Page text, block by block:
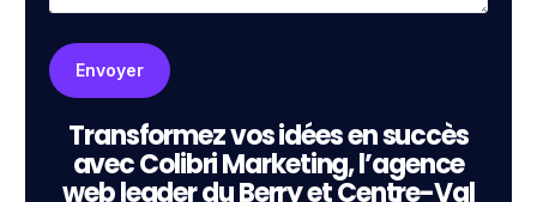
Transformez vos idées en succès
avec Colibri Marketing, l’agence
web leader du Berry et Centre-Val